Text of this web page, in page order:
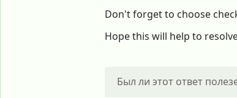
Don't forget to choose
Hope this will help to
Был ли этот ответ